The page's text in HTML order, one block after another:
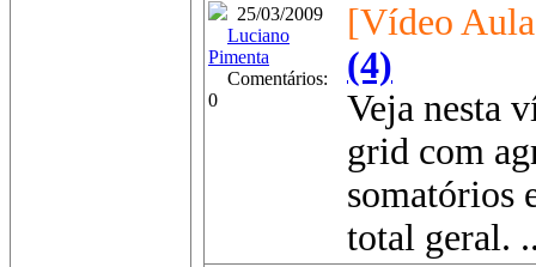
25/03/2009
Luciano
Pimenta
Comentários:
0
[Vídeo
(4)
Veja nesta
grid com
somatórios
total geral.